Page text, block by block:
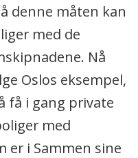
denne måten kan
med de
Nå
Oslos eksempel,
få i gang private
med
er i Sammen sine